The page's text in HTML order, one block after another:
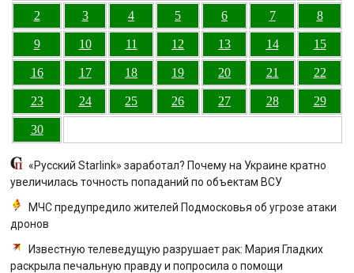
2 3 4 5 6 7 8
9 10 11 12 13 14 15
16 17 18 19 20 21 22
23 24 25 26 27 28 29
30
«Русский Starlink» заработал? Почему на Украине кратно
увеличилась точность попаданий по объектам ВСУ
МЧС предупредило жителей Подмосковья об угрозе атаки
дронов
Известную телеведущую разрушает рак: Мария Гладких
раскрыла печальную правду и попросила о помощи